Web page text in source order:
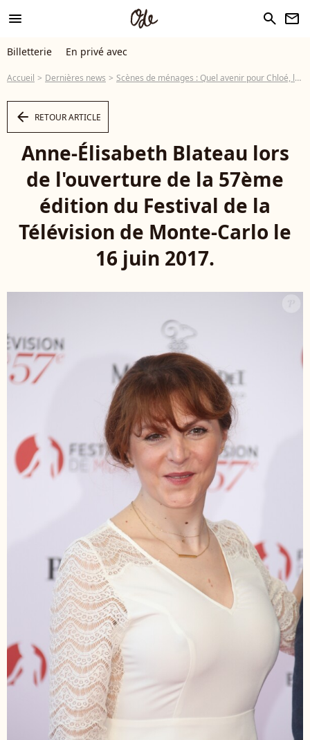
menu search newsletter
Billetterie En privé avec
Accueil Dernières news Scènes de ménages : Quel avenir pour Chloé, la fille d'Emma et Fabien ?
arrow_left RETOUR ARTICLE
Anne-Élisabeth Blateau lors
de l'ouverture de la 57ème
édition du Festival de la
Télévision de Monte-Carlo le
16 juin 2017.